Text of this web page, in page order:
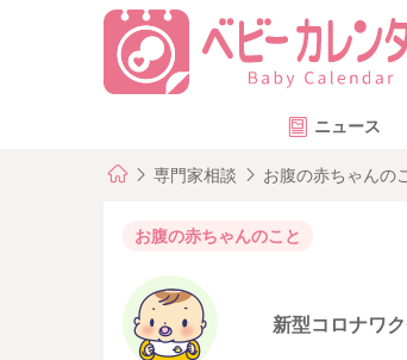
ニュース
専門家相談 お腹の赤ちゃんの
お腹の赤ちゃんのこと
新型コロナワ